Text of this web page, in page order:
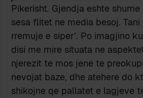
Pikerisht. Gjendja eshte
sesa flitet ne media besoj. Tani
rremuje e siper’. Po imagjino
disi me mire situata ne
njerezit te mos jene te
nevojat baze, dhe atehere do
shikojne qe pallatet e lagjeve